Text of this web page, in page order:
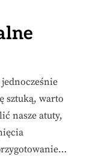
sztuką, warto
nasze atuty,